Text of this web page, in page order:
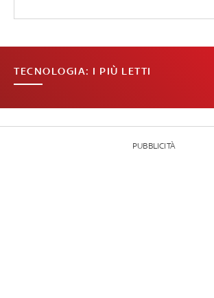
TECNOLOGIA: I PIÙ LETTI
PUBBLICITÀ